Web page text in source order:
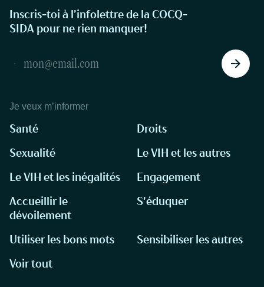
Inscris-toi à l’infolettre de la COCQ-
SIDA pour ne rien manquer!
Je veux m’informer
Santé
Droits
Sexualité
Le VIH et les autres
Le VIH et les inégalités
Engagement
Accueillir le
dévoilement
S'éduquer
Utiliser les bons mots
Sensibiliser les autres
Voir tout